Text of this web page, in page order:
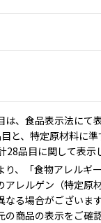
、食品表示法にて
と、特定原材料に
28品目に関して表示
、「食物アレルギ
アレルゲン（特定原
なる場合がございま
の商品の表示をご確